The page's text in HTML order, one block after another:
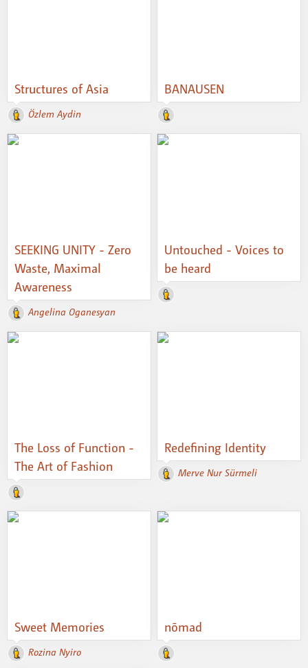
Structures of Asia
Özlem Aydin
BANAUSEN
SEEKING UNITY - Zero
Waste, Maximal
Awareness
Angelina Oganesyan
Untouched - Voices to
be heard
The Loss of Function -
The Art of Fashion
Redefining Identity
Merve Nur Sürmeli
Sweet Memories
Rozina Nyiro
nōmad